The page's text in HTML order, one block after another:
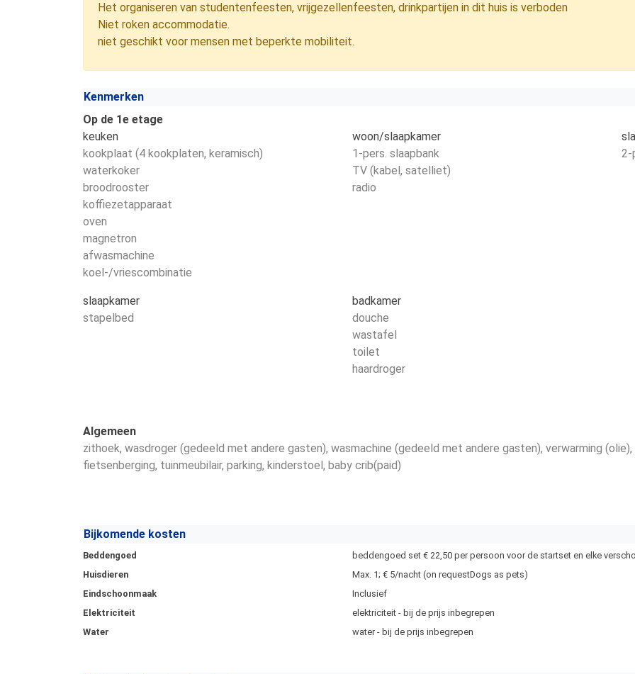
Het organiseren van studentenfeesten, vrijgezellenfeesten, drinkpartijen in dit huis is verboden
Niet roken accommodatie.
niet geschikt voor mensen met beperkte mobiliteit.
Kenmerken
Op de 1e etage
keuken
kookplaat (4 kookplaten, keramisch)
waterkoker
broodrooster
koffiezetapparaat
oven
magnetron
afwasmachine
koel-/vriescombinatie
woon/slaapkamer
1-pers. slaapbank
TV (kabel, satelliet)
radio
2-
slaapkamer
stapelbed
badkamer
douche
wastafel
toilet
haardroger
Algemeen
zithoek, wasdroger (gedeeld met andere gasten), wasmachine (gedeeld met andere gasten), verwarming (olie)
fietsenberging, tuinmeubilair, parking, kinderstoel, baby crib(paid)
Bijkomende kosten
Beddengoed
beddengoed set € 22,50 per persoon voor de startset en elke
Huisdieren
Max. 1; € 5/nacht (on requestDogs as pets)
Eindschoonmaak
Inclusief
Elektriciteit
elektriciteit - bij de prijs inbegrepen
Water
water - bij de prijs inbegrepen